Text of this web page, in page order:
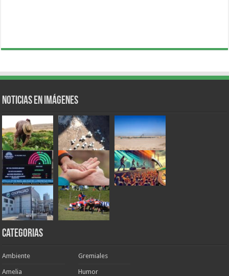
Noticias en Imágenes
Categorias
Ambiente
Amelia
Gremiales
Humor